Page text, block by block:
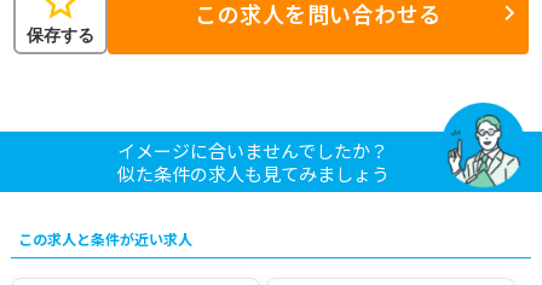
保存する
この求人を問い合わせる
イメージに合いませんでしたか？
似た条件の求人も見てみましょう
この求人と条件が近い求人